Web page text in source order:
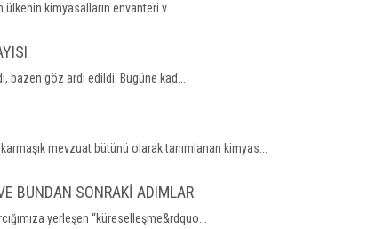
kimyasalların envanteri v...
bazen göz ardı edildi. Bugüne kad...
mevzuat bütünü olarak tanımlanan kimyas...
BUNDAN SONRAKİ ADIMLAR
yerleşen “küreselleşme&rdquo...